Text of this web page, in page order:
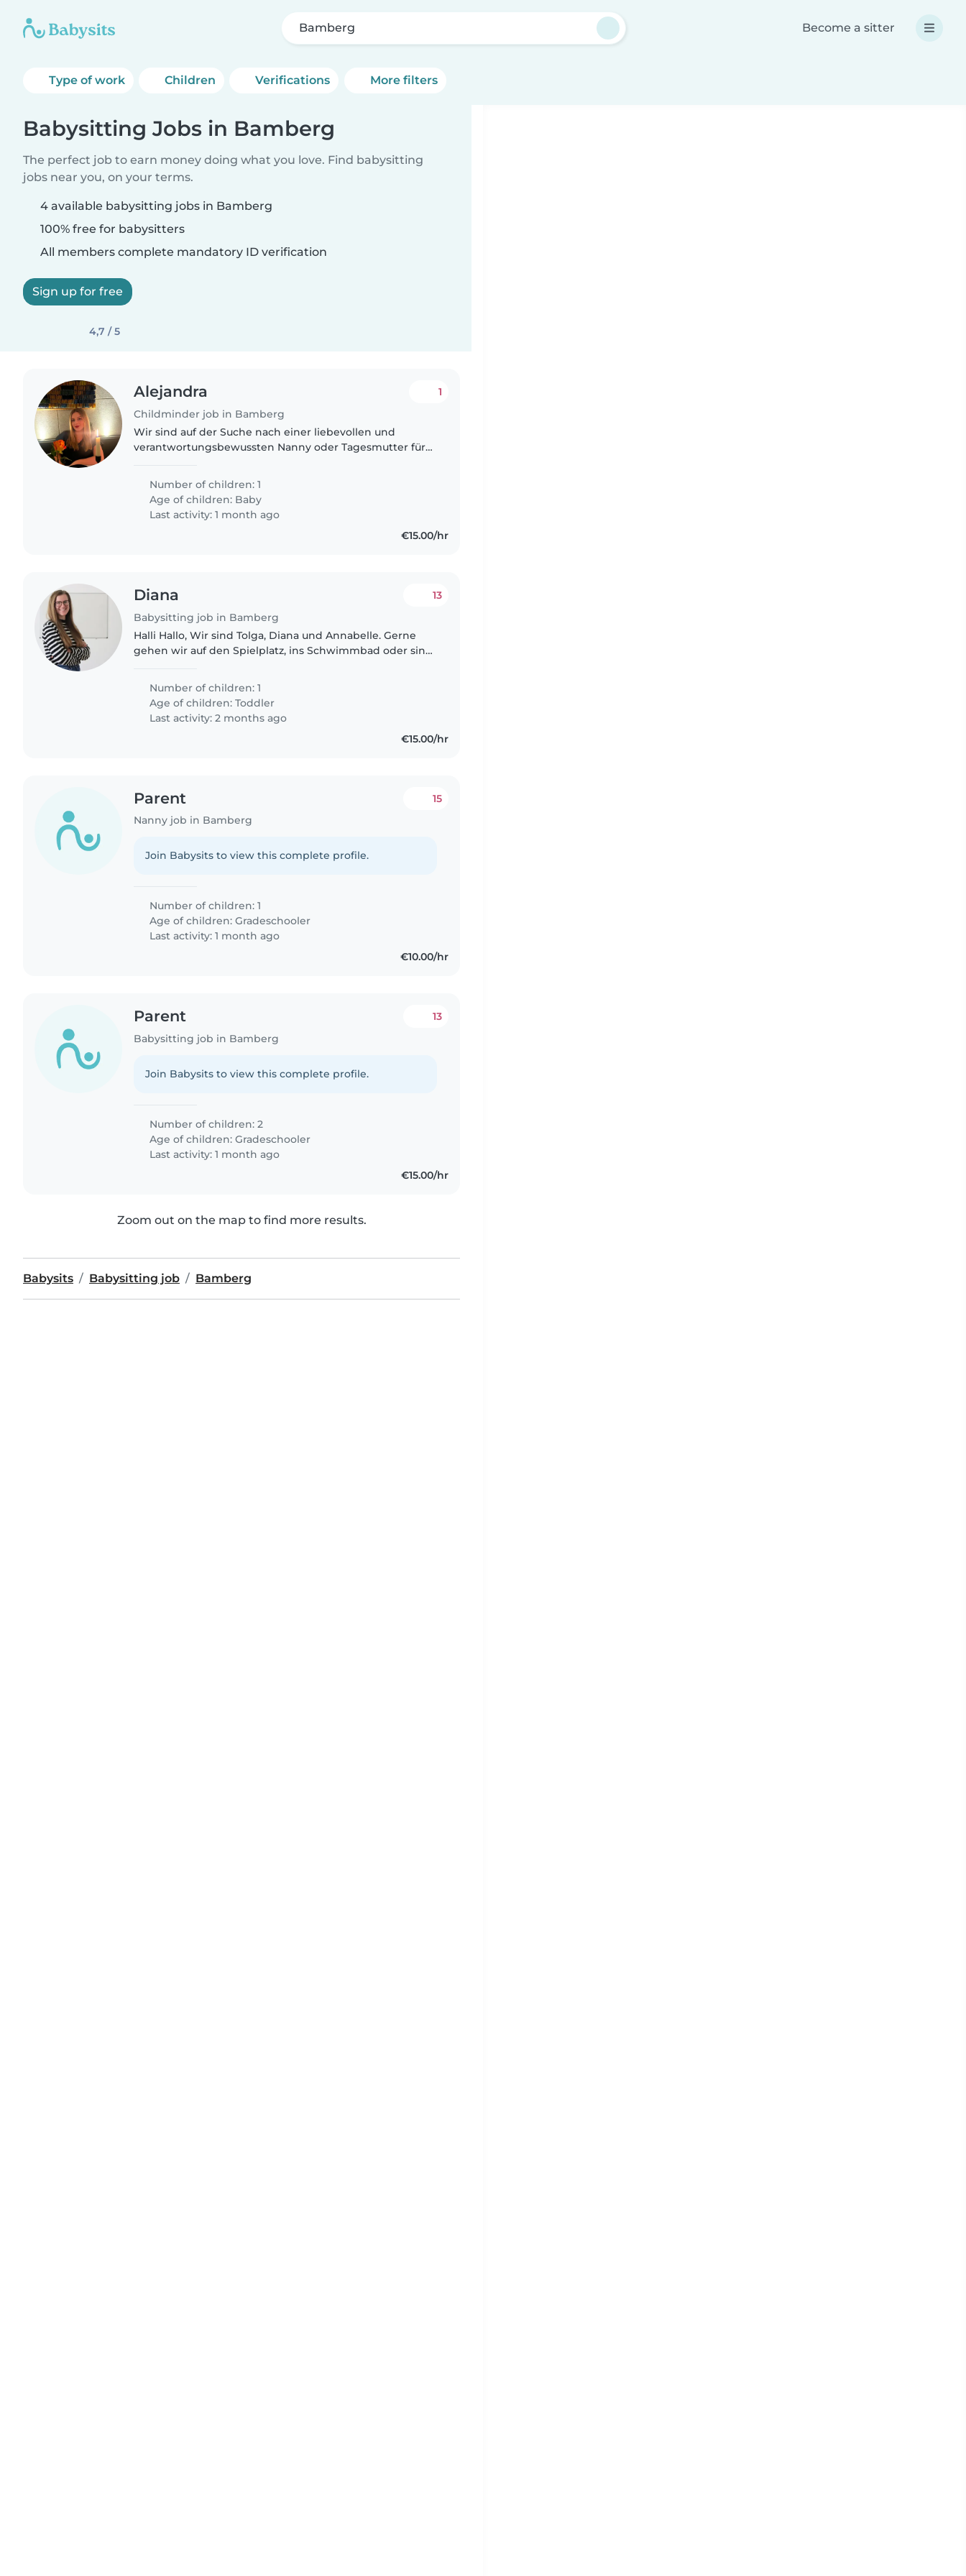
Bamberg Become a sitter
Type of work Children Verifications More filters
Babysitting Jobs in Bamberg
The perfect job to earn money doing what you love. Find babysitting
jobs near you, on your terms.
4 available babysitting jobs in Bamberg
100% free for babysitters
All members complete mandatory ID verification
Sign up for free
4,7 / 5
Alejandra
Childminder job in Bamberg
1
Wir sind auf der Suche nach einer liebevollen und
verantwortungsbewussten Nanny oder Tagesmutter für
leben in einem mehrsprachigen..
Number of children: 1
Age of children: Baby
Last activity: 1 month ago
€15.00/hr
Diana
Babysitting job in Bamberg
13
Halli Hallo, Wir sind Tolga, Diana und Annabelle. Gerne
gehen wir auf den Spielplatz, ins Schwimmbad oder sind
Number of children: 1
Age of children:Toddler
Last activity: 2 months ago
€15.00/hr
Parent
Nanny job in Bamberg
15
Join Babysits to view this complete profile.
Number of children: 1
Age of children:Gradeschooler
Last activity: 1 month ago
€10.00/hr
Parent
Babysitting job in Bamberg
13
Join Babysits to view this complete profile.
Number of children: 2
Age of children:Gradeschooler
Last activity: 1 month ago
€15.00/hr
Zoom out on the map to find more results.
Babysits Babysitting job Bamberg